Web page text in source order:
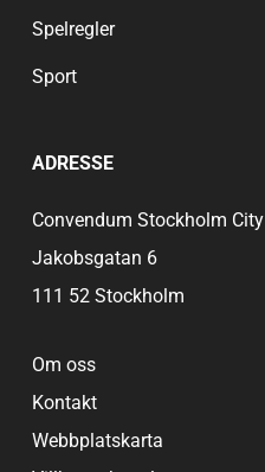
Spelregler
Sport
ADRESSE
Convendum Stockholm City
Jakobsgatan 6
111 52 Stockholm
Om oss
Kontakt
Webbplatskarta